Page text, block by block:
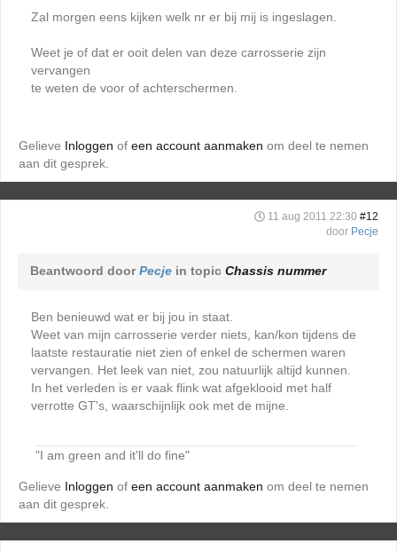
Zal morgen eens kijken welk nr er bij mij is ingeslagen.
Weet je of dat er ooit delen van deze carrosserie zijn
vervangen
te weten de voor of achterschermen.
Gelieve Inloggen of een account aanmaken om deel te nemen
aan dit gesprek.
11 aug 2011 22:30 #12
door Pecje
Beantwoord doorPecje in topic Chassis nummer
Ben benieuwd wat er bij jou in staat.
Weet van mijn carrosserie verder niets, kan/kon tijdens de
laatste restauratie niet zien of enkel de schermen waren
vervangen. Het leek van niet, zou natuurlijk altijd kunnen.
In het verleden is er vaak flink wat afgeklooid met half
verrotte GT's, waarschijnlijk ook met de mijne.
"I am green and it'll do fine"
Gelieve Inloggen of een account aanmaken om deel te nemen
aan dit gesprek.